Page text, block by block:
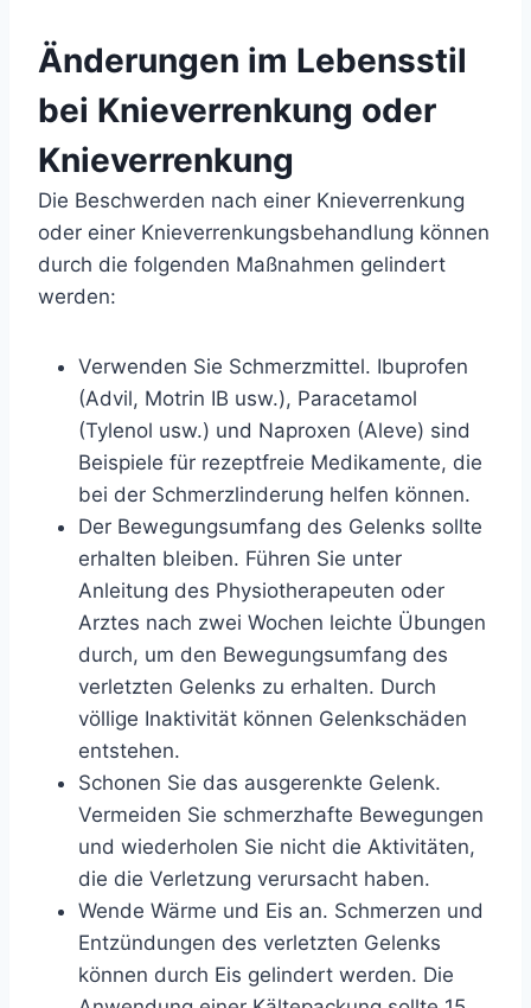
Änderungen im Lebensstil
bei Knieverrenkung oder
Knieverrenkung
Die Beschwerden nach einer Knieverrenkung
oder einer Knieverrenkungsbehandlung können
durch die folgenden Maßnahmen gelindert
werden:
Verwenden Sie Schmerzmittel. Ibuprofen
(Advil, Motrin IB usw.), Paracetamol
(Tylenol usw.) und Naproxen (Aleve) sind
Beispiele für rezeptfreie Medikamente, die
bei der Schmerzlinderung helfen können.
Der Bewegungsumfang des Gelenks sollte
erhalten bleiben. Führen Sie unter
Anleitung des Physiotherapeuten oder
Arztes nach zwei Wochen leichte Übungen
durch, um den Bewegungsumfang des
verletzten Gelenks zu erhalten. Durch
völlige Inaktivität können Gelenkschäden
entstehen.
Schonen Sie das ausgerenkte Gelenk.
Vermeiden Sie schmerzhafte Bewegungen
und wiederholen Sie nicht die Aktivitäten,
die die Verletzung verursacht haben.
Wende Wärme und Eis an. Schmerzen und
Entzündungen des verletzten Gelenks
können durch Eis gelindert werden. Die